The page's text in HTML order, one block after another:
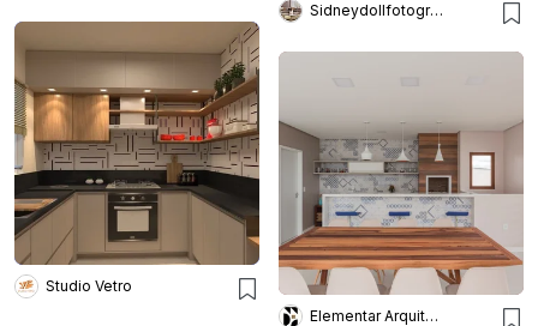
Sidneydollfotografo
Studio Vetro
Elementar Arquitetura